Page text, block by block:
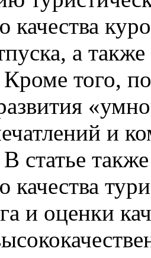
а
того,
и
статье
и оценки